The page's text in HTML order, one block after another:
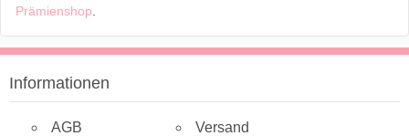
Prämienshop
Informationen
AGB
Versand